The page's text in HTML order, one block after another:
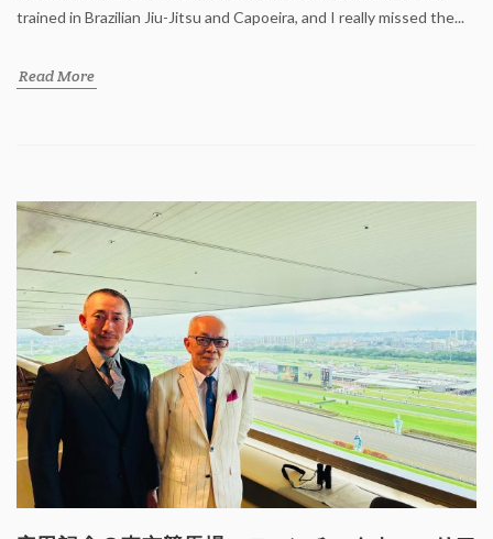
trained in Brazilian Jiu-Jitsu and Capoeira, and I really missed the...
Read More